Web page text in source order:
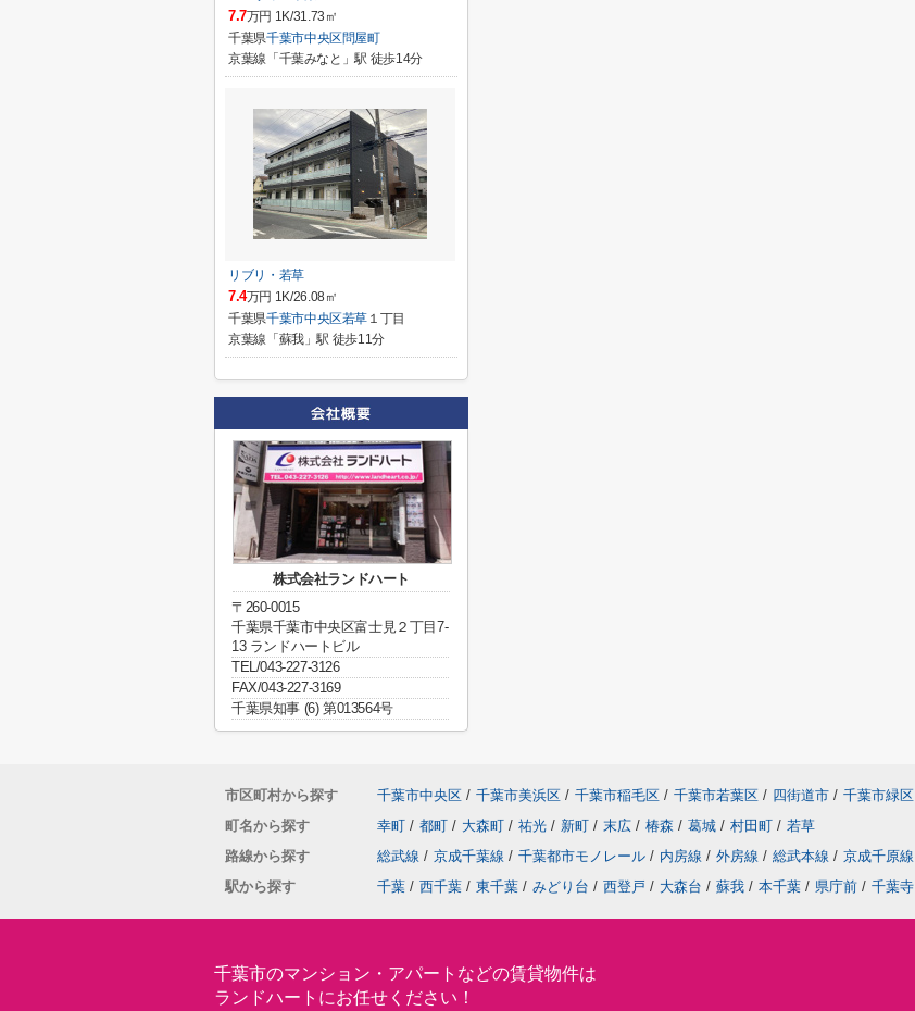
7.7万円 1K/31.73㎡
千葉県千葉市中央区問屋町
京葉線「千葉みなと」駅 徒歩14分
リブリ・若草
7.4万円 1K/26.08㎡
千葉県千葉市中央区若草 １丁目
京葉線「蘇我」駅 徒歩11分
株式会社ランドハート
〒260-0015
千葉県千葉市中央区富士見２丁目7-
13 ランドハートビル
TEL/043-227-3126
FAX/043-227-3169
千葉県知事 (6) 第013564号
市区町村から探す 千葉市中央区 / 千葉市美浜区 / 千葉市稲毛区 / 千葉市若葉区 / 四街道市 / 千葉市緑区
町名から探す
幸町 / 都町 / 大森町 / 祐光 / 新町 / 末広 / 椿森 / 葛城 / 村田町 / 若草
路線から探す
総武線 / 京成千葉線 / 千葉都市モノレール / 内房線 / 外房線 / 総武本線 / 京成千原線
駅から探す
千葉 / 西千葉 / 東千葉 / みどり台 / 西登戸 / 大森台 / 蘇我 / 本千葉 / 県庁前 / 千葉寺
千葉市のマンション・アパートなどの賃貸物件は
ランドハートにお任せください！